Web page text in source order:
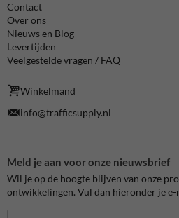
Contact
Over ons
Nieuws en Blog
Levertijden
Veelgestelde vragen / FAQ
Winkelmand
info@trafficsupply.nl
Meld je aan voor onze nieuwsbrief
Wil je op de hoogte blijven van onze
ontwikkelingen. Vul dan hieronder je e-